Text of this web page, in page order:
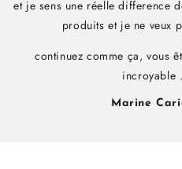
et je sens une réelle difference
produits et je ne veux
continuez comme ça, vous
incroyable .
Marine